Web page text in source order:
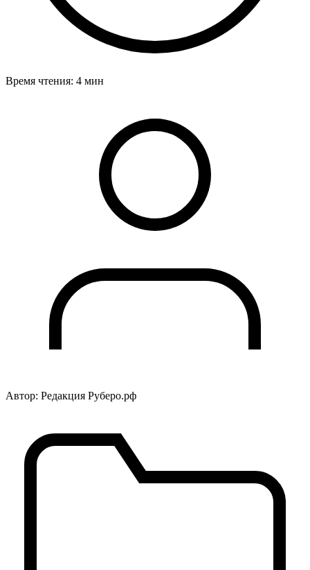
Время чтения: 4 мин
Автор: Редакция Руберо.рф